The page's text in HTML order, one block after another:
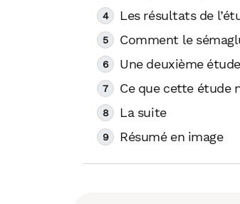
Les résultats de
Comment le
Une deuxième
Ce que cette étude
La suite
Résumé en image